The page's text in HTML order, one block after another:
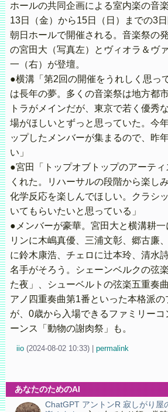
ホールの共同企画による室内楽の音
13日（金）から15日（日）までの3
朝日ホールで開催される。音楽祭の
の宮田大（写真左）とヴィオラ＆ヴ
一（右）が登壇。
●横溝「第2回の開催をうれしく思っ
は長年の夢。多くの音楽祭は地方都
トラがメインだが、東京で若く優秀
場がほしいとずっと思っていた。今
ップしたメンバーが集まるので、昨
い」
●宮田「トップオブトップのアーテ
くれた。リハーサルの段階から楽し
化学反応を楽しんでほしい。クラシ
いてもらいたいと思っている」
●メンバーが豪華。宮田大と横溝耕
リンに木嶋真優、三浦文彰、郷古廉
に鈴木康浩、チェロに辻本玲、清水
名手がそろう。シェーンベルクの弦
た夜」、シューベルトの弦楽五重奏
アノ四重奏曲第1番といった本格派
が、0歳から入場できるファミリー
ーンス「動物の謝肉祭」も。
iio (2024-08-02 10:33) permalink
あなたのためのAI
ChatGPT アントンR 寂しがり屋